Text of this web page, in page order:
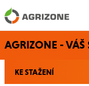
AGRIZONE - VÁŠ
KE STAŽENÍ